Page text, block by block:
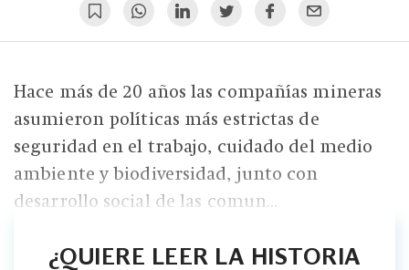
Hace más de 20 años las compañías mineras
asumieron políticas más estrictas de
seguridad en el trabajo, cuidado del medio
ambiente y biodiversidad, junto con
desarrollo social de las comun...
¿QUIERE LEER LA HISTORIA